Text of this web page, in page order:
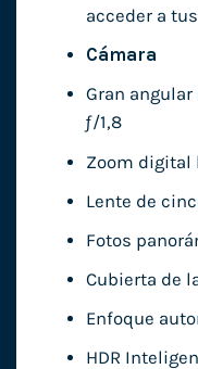
acceder a
Cámara
Gran angular
ƒ/1,8
Zoom digital
Lente de
Fotos
Cubierta de
Enfoque
HDR